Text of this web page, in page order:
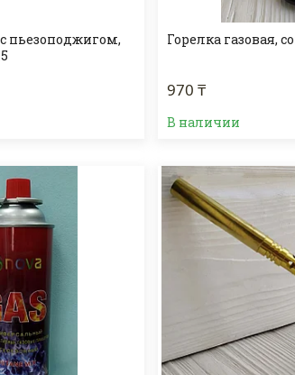
пьезоподжигом,
Горелка газовая,
970 ₸
В наличии